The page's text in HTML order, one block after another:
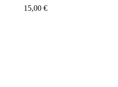
15,00 €